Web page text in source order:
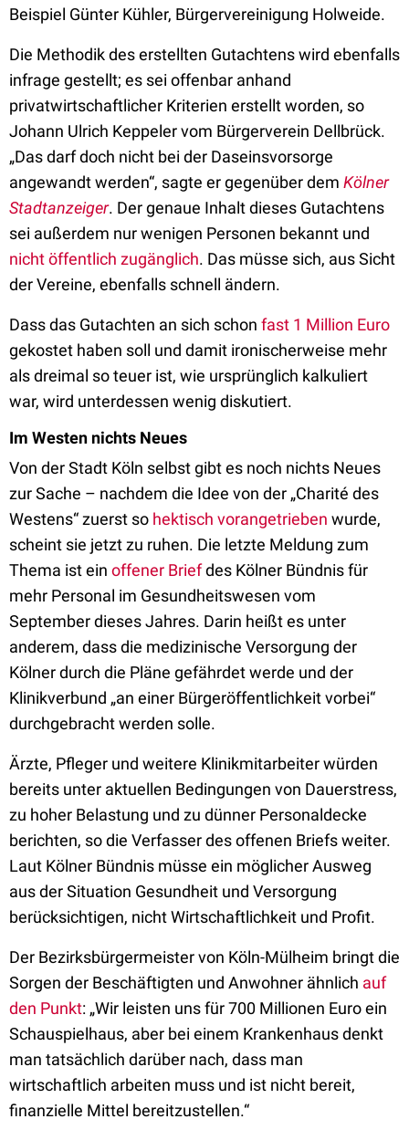
Beispiel Günter Kühler, Bürgervereinigung Holweide.
Die Methodik des erstellten Gutachtens wird ebenfalls
infrage gestellt; es sei offenbar anhand
privatwirtschaftlicher Kriterien erstellt worden, so
Johann Ulrich Keppeler vom Bürgerverein Dellbrück.
„Das darf doch nicht bei der Daseinsvorsorge
angewandt werden“, sagte er gegenüber dem Kölner
Stadtanzeiger. Der genaue Inhalt dieses Gutachtens
sei außerdem nur wenigen Personen bekannt und
nicht öffentlich zugänglich. Das müsse sich, aus Sicht
der Vereine, ebenfalls schnell ändern.
Dass das Gutachten an sich schon fast 1 Million Euro
gekostet haben soll und damit ironischerweise mehr
als dreimal so teuer ist, wie ursprünglich kalkuliert
war, wird unterdessen wenig diskutiert.
Im Westen nichts Neues
Von der Stadt Köln selbst gibt es noch nichts Neues
zur Sache – nachdem die Idee von der „Charité des
Westens“ zuerst so hektisch vorangetrieben wurde,
scheint sie jetzt zu ruhen. Die letzte Meldung zum
Thema ist ein offener Briefdes Kölner Bündnis für
mehr Personal im Gesundheitswesen vom
September dieses Jahres. Darin heißt es unter
anderem, dass die medizinische Versorgung der
Kölner durch die Pläne gefährdet werde und der
Klinikverbund „an einer Bürgeröffentlichkeit vorbei“
durchgebracht werden solle.
Ärzte, Pfleger und weitere Klinikmitarbeiter würden
bereits unter aktuellen Bedingungen von Dauerstress,
zu hoher Belastung und zu dünner Personaldecke
berichten, so die Verfasser des offenen Briefs weiter.
Laut Kölner Bündnis müsse ein möglicher Ausweg
aus der Situation Gesundheit und Versorgung
berücksichtigen, nicht Wirtschaftlichkeit und Profit.
Der Bezirksbürgermeister von Köln-Mülheim bringt die
Sorgen der Beschäftigten und Anwohner ähnlich auf
den Punkt: „Wir leisten uns für 700 Millionen Euro ein
Schauspielhaus, aber bei einem Krankenhaus denkt
man tatsächlich darüber nach, dass man
wirtschaftlich arbeiten muss und ist nicht bereit,
finanzielle Mittel bereitzustellen.“